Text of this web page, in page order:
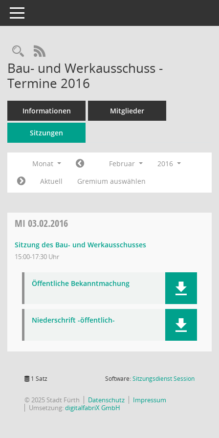
Toggle navigation
Rechercheauswahl
RSS-Feed
Bau- und Werkausschuss -
Termine 2016
Informationen Mitglieder
Sitzungen
Monat Februar
2016
Aktuell
Gremium auswählen
MI 03.02.2016
Sitzung des Bau- und Werkausschusses
15:00-17:30 Uhr
Öffentliche Bekanntmachung
Niederschrift -öffentlich-
1 Satz Software:SitzungsdienstSession(Wird in
© 2025 Stadt Fürth Datenschutz
Impressum
Umsetzung:digitalfabriX GmbH